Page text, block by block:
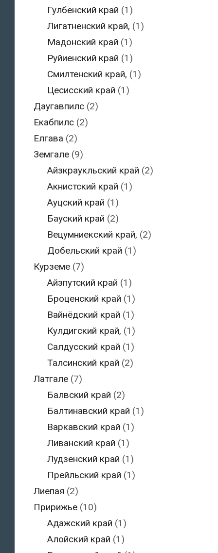
Гулбенский край (1)
Лигатненский край, (1)
Мадонский край (1)
Руйиенский край (1)
Смилтенский край, (1)
Цесисский край (1)
Даугавпилс(2)
Екабпилс(2)
Елгава (2)
Земгале(9)
Айзкраукльский край (2)
Акнистский край (1)
Ауцский край (1)
Бауский край (2)
Вецумниекский край, (2)
Добельский край (1)
Курземе(7)
Айзпутский край (1)
Броценский край (1)
Вайнёдский край (1)
Кулдигский край, (1)
Салдусский край (1)
Талсинский край (2)
Латгале(7)
Балвский край (2)
Балтинавский край (1)
Варкавский край (1)
Ливанский край (1)
Лудзенский край (1)
Прейльский край (1)
Лиепая (2)
Пририжье(10)
Адажский край (1)
Алойский край (1)